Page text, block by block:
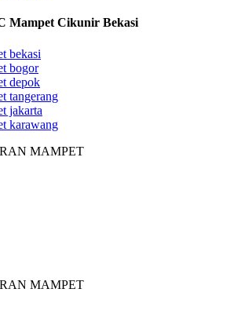
Mampet Cikunir Bekasi